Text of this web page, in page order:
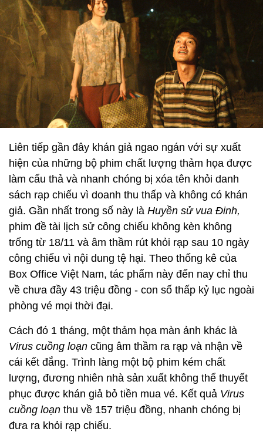
Liên tiếp gần đây khán giả ngao ngán với sự xuất
hiện của những bộ phim chất lượng thảm họa được
làm cẩu thả và nhanh chóng bị xóa tên khỏi danh
sách rạp chiếu vì doanh thu thấp và không có khán
giả. Gần nhất trong số này là Huyền sử vua Đinh,
phim đề tài lịch sử công chiếu không kèn không
trống từ 18/11 và âm thầm rút khỏi rạp sau 10 ngày
công chiếu vì nội dung tệ hại. Theo thống kê của
Box Office Việt Nam, tác phẩm này đến nay chỉ thu
về chưa đầy 43 triệu đồng - con số thấp kỷ lục ngoài
phòng vé mọi thời đại.
Cách đó 1 tháng, một thảm họa màn ảnh khác là
Virus cuồng loạn cũng âm thầm ra rạp và nhận về
cái kết đắng. Trình làng một bộ phim kém chất
lượng, đương nhiên nhà sản xuất không thể thuyết
phục được khán giả bỏ tiền mua vé. Kết quả Virus
cuồng loạn thu về 157 triệu đồng, nhanh chóng bị
đưa ra khỏi rạp chiếu.